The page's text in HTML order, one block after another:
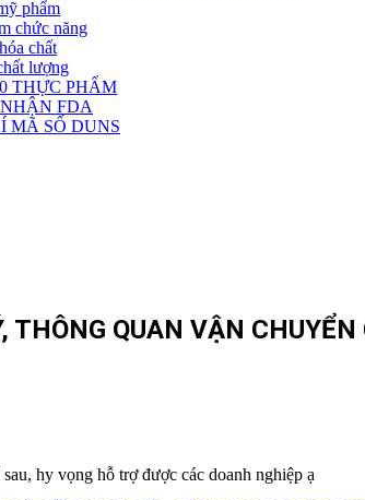
phẩm
chức năng
chất
lượng
THỰC PHẨM
FDA
MÃ SỐ DUNS
QUAN VẬN
hy vọng hỗ trợ được các doanh nghiệp ạ